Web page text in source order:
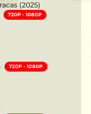
(2025)
720P - 1080P
720P - 1080P